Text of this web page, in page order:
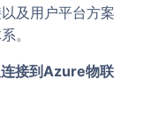
及用户平台方案
。
接到Azure物联